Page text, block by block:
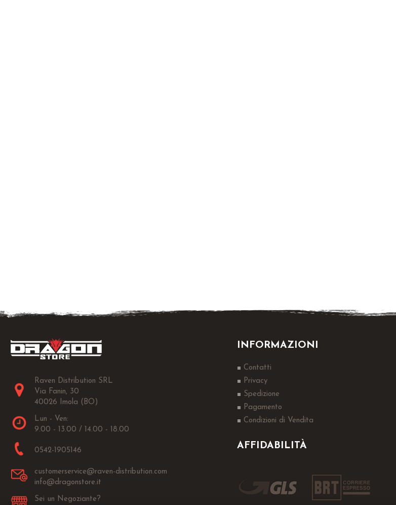
Raven Distribution SRL
Via Fanin, 30
40026 Imola (BO)
Lun - Ven:
9.00 - 13.00 / 14.00 - 18.00
0542-1905146
customerservice@raven-distribution.com
info@dragonstore.it
Sei un Negoziante?
INFORMAZIONI
Contatti
Privacy
Spedizione
Pagamento
Condizioni di Vendita
AFFIDABILITÀ